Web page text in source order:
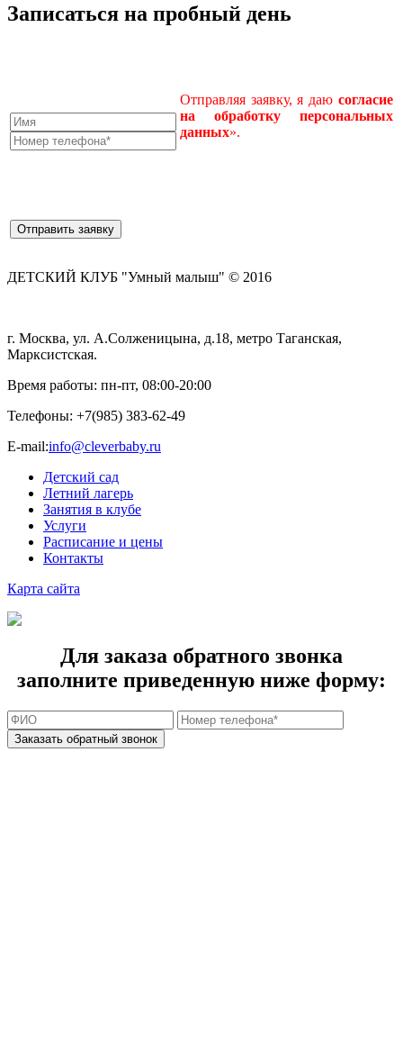
Записаться на пробный день
Отправляя заявку, я даю согласие
на
обработку
персональных
данных».
ДЕТСКИЙ КЛУБ "Умный малыш" © 2016
г. Москва, ул. А.Солженицына, д.18, метро Таганская,
Марксистская.
Время работы: пн-пт, 08:00-20:00
Телефоны: +7(985) 383-62-49
E-mail:info@cleverbaby.ru
Детский сад
Летний лагерь
Занятия в клубе
Услуги
Расписание и цены
Контакты
Карта cайта
Для заказа обратного звонка
заполните приведенную ниже форму: